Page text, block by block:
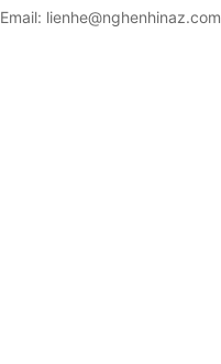
Email: lienhe@nghenhinaz.com